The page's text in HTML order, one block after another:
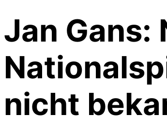
Jan Gans:
nicht